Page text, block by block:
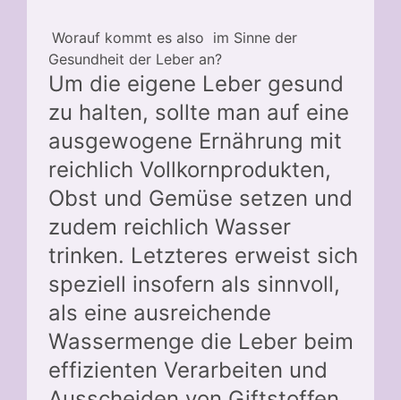
Worauf kommt es also im Sinne der
Gesundheit der Leber an?
Um die eigene Leber gesund
zu halten, sollte man auf eine
ausgewogene Ernährung mit
reichlich Vollkornprodukten,
Obst und Gemüse setzen und
zudem reichlich Wasser
trinken. Letzteres erweist sich
speziell insofern als sinnvoll,
als eine ausreichende
Wassermenge die Leber beim
effizienten Verarbeiten und